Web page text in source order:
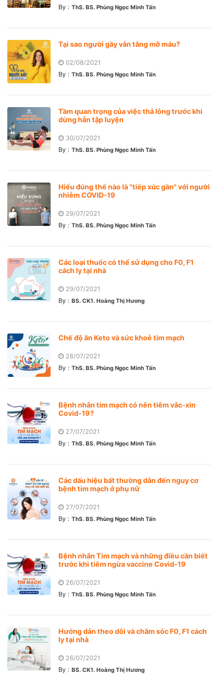
By : ThS. BS. Phùng Ngọc Minh Tấn
Tại sao người gầy vẫn tăng mỡ máu?
02/08/2021
By : ThS. BS. Phùng Ngọc Minh Tấn
Tầm quan trọng của việc thả lỏng trước khi
dừng hẳn tập luyện
30/07/2021
By : ThS. BS. Phùng Ngọc Minh Tấn
Hiểu đúng thế nào là "tiếp xúc gần" với người
nhiễm COVID-19
29/07/2021
By : ThS. BS. Phùng Ngọc Minh Tấn
Các loại thuốc có thể sử dụng cho F0, F1
cách ly tại nhà
29/07/2021
By : BS. CK1. Hoàng Thị Hương
Chế độ ăn Keto và sức khoẻ tim mạch
28/07/2021
By : ThS. BS. Phùng Ngọc Minh Tấn
Bệnh nhân tim mạch có nên tiêm vắc-xin
Covid-19?
27/07/2021
By : ThS. BS. Phùng Ngọc Minh Tấn
Các dấu hiệu bất thường dẫn đến nguy cơ
bệnh tim mạch ở phụ nữ
27/07/2021
By : ThS. BS. Phùng Ngọc Minh Tấn
Bệnh nhân Tim mạch và những điều cần biết
trước khi tiêm ngừa vaccine Covid-19
26/07/2021
By : ThS. BS. Phùng Ngọc Minh Tấn
Hướng dẫn theo dõi và chăm sóc F0, F1 cách
ly tại nhà
26/07/2021
By : BS. CK1. Hoàng Thị Hương